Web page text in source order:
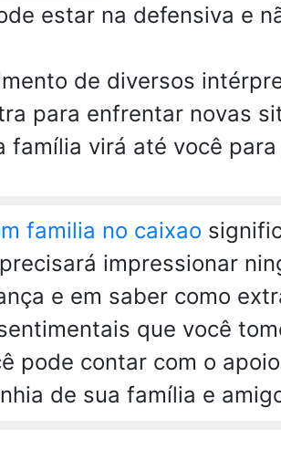
estar na defensiva e
de diversos
para enfrentar novas
família virá até você
familia no caixao
impressionar
e em saber como
que você
pode contar com o
de sua família e